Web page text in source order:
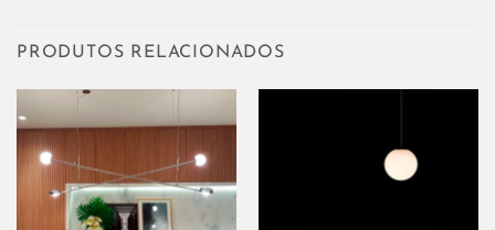
PRODUTOS RELACIONADOS